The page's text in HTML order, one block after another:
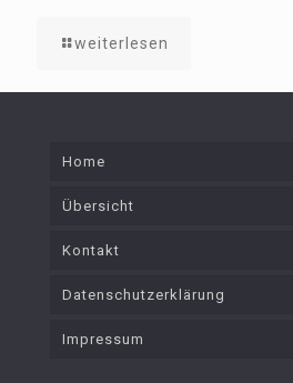
weiterlesen
Home
Übersicht
Kontakt
Datenschutzerklärung
Impressum